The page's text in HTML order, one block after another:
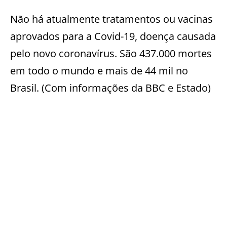
Não há atualmente tratamentos ou vacinas
aprovados para a Covid-19, doença causada
pelo novo coronavírus. São 437.000 mortes
em todo o mundo e mais de 44 mil no
Brasil. (Com informações da BBC e Estado)